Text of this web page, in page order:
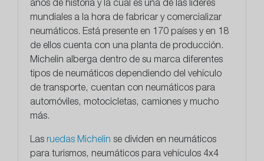
años de historia y la cual es una de las líderes
mundiales a la hora de fabricar y comercializar
neumáticos. Está presente en 170 países y en 18
de ellos cuenta con una planta de producción.
Michelin alberga dentro de su marca diferentes
tipos de neumáticos dependiendo del vehículo
de transporte, cuentan con neumáticos para
automóviles, motocicletas, camiones y mucho
más.
Las ruedas Michelin se dividen en neumáticos
para turismos, neumáticos para vehículos 4x4